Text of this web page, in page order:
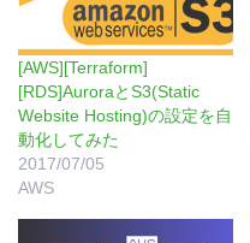
[AWS][Terraform]
[RDS]AuroraとS3(Static
Website Hosting)の設定を自
動化してみた
2017/07/05
AWS